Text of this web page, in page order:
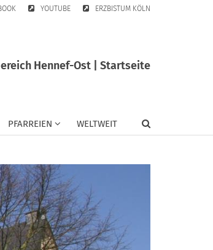
YOUTUBE ERZBISTUM KÖLN
Hennef-Ost | Startseite
PFARREIEN WELTWEIT